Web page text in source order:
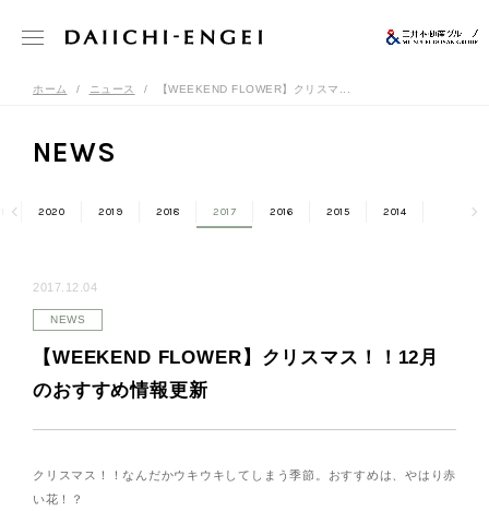
ホーム ニュース 【WEEKEND FLOWER】クリスマ...
NEWS
2020 2019 2018 2017 2016 2015 2014
2017.12.04
NEWS
【WEEKEND FLOWER】クリスマス！！12月
のおすすめ情報更新
クリスマス！！なんだかウキウキしてしまう季節。おすすめは、やはり赤
い花！？